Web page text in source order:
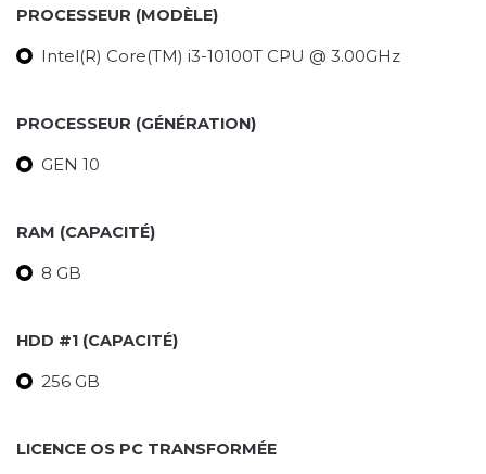
PROCESSEUR (MODÈLE)
Intel(R) Core(TM) i3-10100T CPU @ 3.00GHz
PROCESSEUR (GÉNÉRATION)
GEN 10
RAM (CAPACITÉ)
8 GB
HDD #1 (CAPACITÉ)
256 GB
LICENCE OS PC TRANSFORMÉE